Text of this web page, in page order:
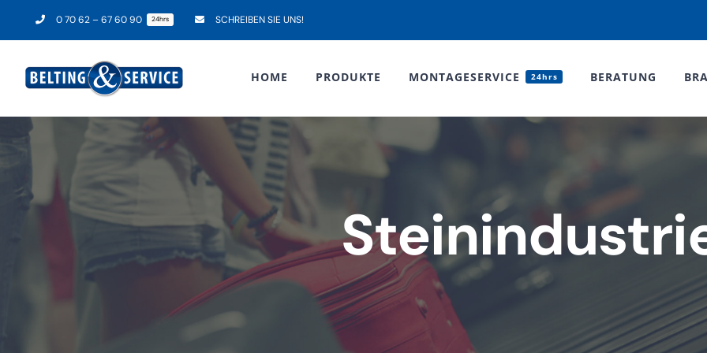
Inhalt
0 70 62 – 67 60 90 24hrs SCHREIBEN SIE UNS!
HOME PRODUKTE MONTAGESERVICE 24hrs BERATUNG